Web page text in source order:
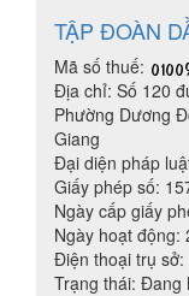
TẬP ĐOÀN
Mã số thuế:
Địa chỉ: Số 120
Phường Dương
Giang
Đại diện pháp
Giấy phép số:
Ngày cấp giấy
Ngày hoạt động:
Điện thoại trụ sở:
Trạng thái: Đang